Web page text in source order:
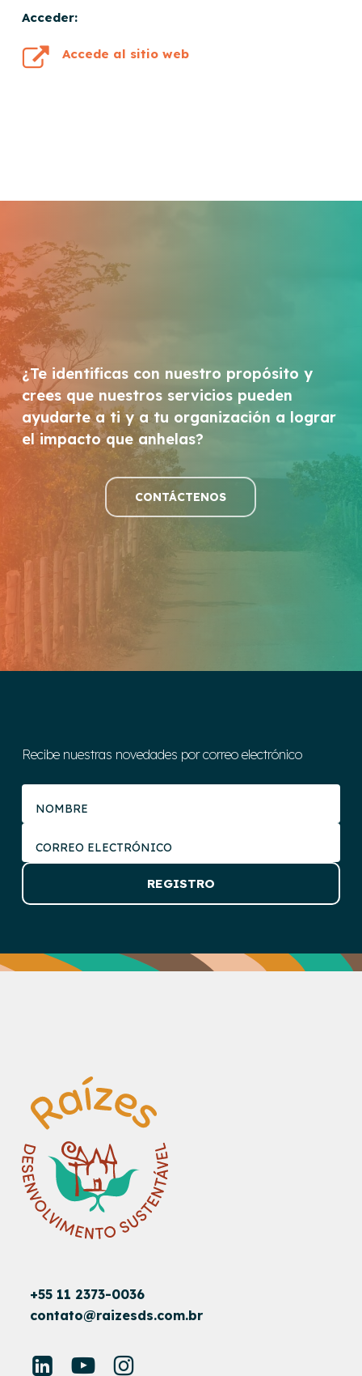
Acceder:
Accede al sitio web
¿Te identificas con nuestro propósito y
crees que nuestros servicios pueden
ayudarte a ti y a tu organización a lograr
el impacto que anhelas?
CONTÁCTENOS
Recibe nuestras novedades por correo electrónico
+55 11 2373-0036
contato@raizesds.com.br